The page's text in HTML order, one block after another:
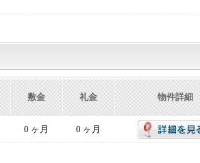
敷金 礼金 物件詳細
0 ヶ月 0 ヶ月